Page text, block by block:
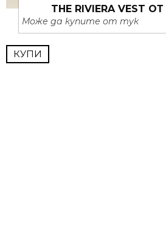
THE RIVIERA VEST ОТ
Може да купите от тук
КУПИ